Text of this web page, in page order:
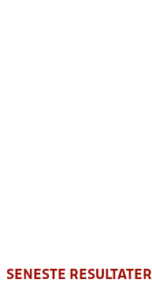
SENESTE RESULTATER